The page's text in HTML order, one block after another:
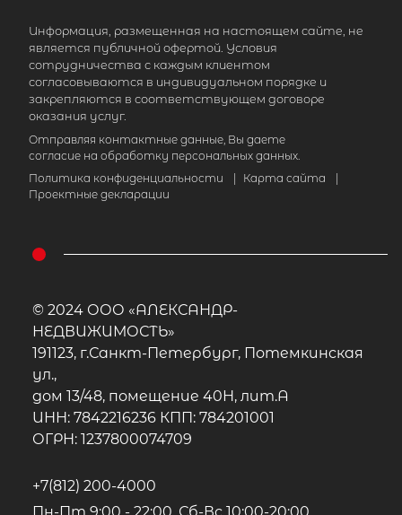
Информация, размещенная на настоящем сайте, не
является публичной офертой. Условия
сотрудничества с каждым клиентом
согласовываются в индивидуальном порядке и
закрепляются в соответствующем договоре
оказания услуг.
Отправляя контактные данные, Вы даете
согласие на обработку персональных данных.
Политика конфиденциальности
Карта сайта
Проектные декларации
© 2024 ООО «АЛЕКСАНДР-
НЕДВИЖИМОСТЬ»
191123, г.Санкт-Петербург, Потемкинская
ул.,
дом 13/48, помещение 40Н, лит.А
ИНН: 7842216236 КПП: 784201001
ОГРН: 1237800074709
+7(812) 200-4000